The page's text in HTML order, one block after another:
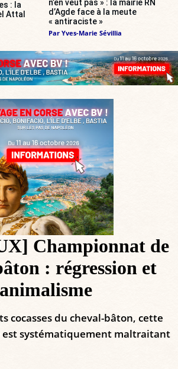
: la
Attal
n’en veut pas » : la mairie RN
d’Agde face à la meute
« antiraciste »
Par Yves-Marie Sévillia
Championnat de
: régression et
animalisme
cocasses du cheval-bâton, cette
est systématiquement maltraitant